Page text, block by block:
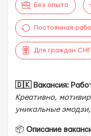
Без опыта
Постоянная
Для граждан СНГ
🇩🇰 Вакансия:
Креативно,
уникальные
📦 Описание